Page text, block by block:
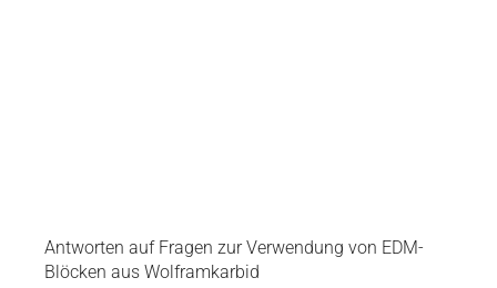
Antworten auf Fragen zur Verwendung von EDM-
Blöcken aus Wolframkarbid